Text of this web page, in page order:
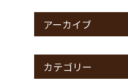
貴金属
アーカイブ
カテゴリー